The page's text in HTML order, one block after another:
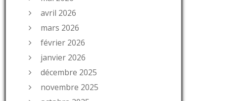
avril 2026
mars 2026
février 2026
janvier 2026
décembre 2025
novembre 2025